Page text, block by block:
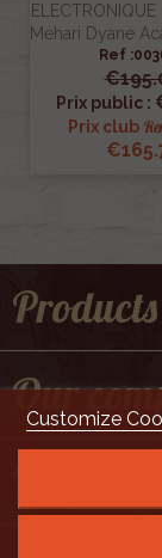
Mehari Dyane
Ref
Prix public :
Prix club
Products
Our
Customize